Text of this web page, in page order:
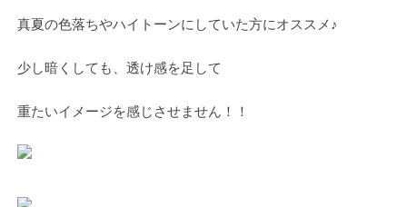
真夏の色落ちやハイトーンにしていた方にオススメ♪
少し暗くしても、透け感を足して
重たいイメージを感じさせません！！